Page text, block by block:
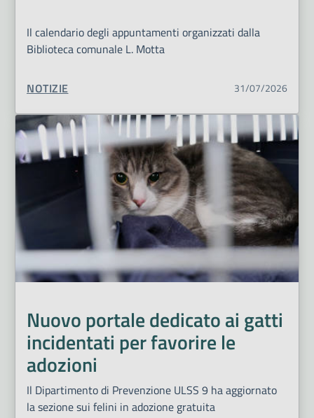
Il calendario degli appuntamenti organizzati dalla
Biblioteca comunale L. Motta
TIPO CONTENUTO:
NOTIZIE 31/07/2026
Nuovo portale dedicato ai gatti
incidentati per favorire le
adozioni
Il Dipartimento di Prevenzione ULSS 9 ha aggiornato
la sezione sui felini in adozione gratuita